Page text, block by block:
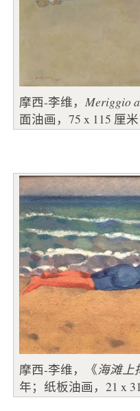
摩西-李维， Meriggio
面油画，75 x 115 厘
摩西-李维，《海滩上
年；纸板油画，21 x